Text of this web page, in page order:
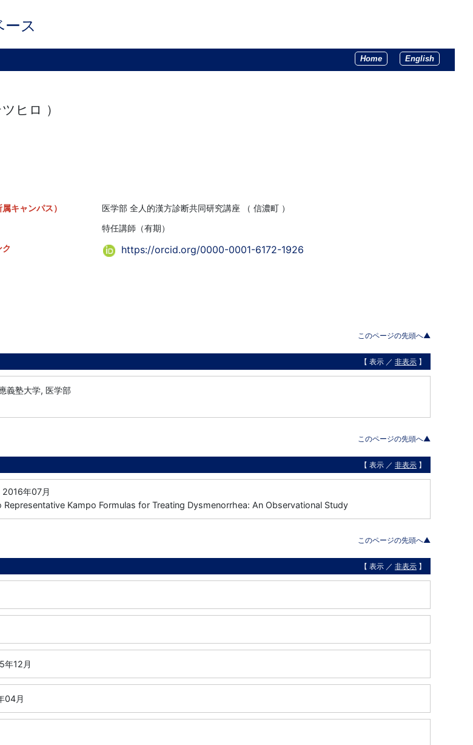
ース
Home English
ヒロ ）
キャンパス）
医学部 全人的漢方診断共同研究講座 （ 信濃町 ）
特任講師（有期）
https://orcid.org/0000-0001-6172-1926
このページの先頭へ▲
【 表示 ／ 非表示 】
義塾大学, 医学部
このページの先頭へ▲
【 表示 ／ 非表示 】
2016年07月
Kampo Formulas for Treating Dysmenorrhea: An Observational Study
このページの先頭へ▲
【 表示 ／ 非表示 】
年12月
04月